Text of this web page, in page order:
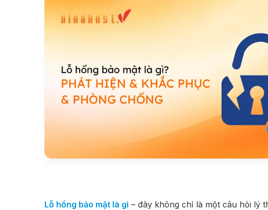
Lỗ hổng bảo mật là gì – đây không chỉ là một câu hỏi lý